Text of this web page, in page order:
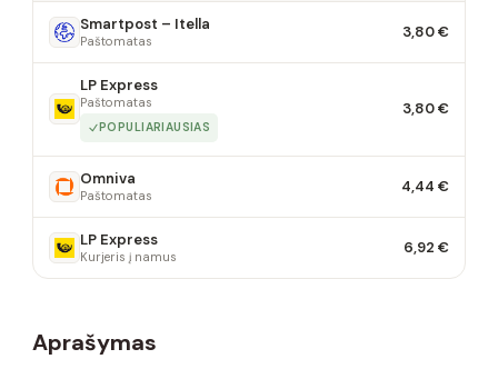
Smartpost – Itella
Paštomatas 3,80 €
LP Express
Paštomatas
POPULIARIAUSIAS
3,80 €
Omniva
Paštomatas 4,44 €
LP Express
Kurjeris į namus 6,92 €
Aprašymas